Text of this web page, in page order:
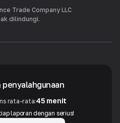
Trade Company LLC
dilindungi.
penyalahgunaan
rata-rata:45 menit
laporan dengan serius!